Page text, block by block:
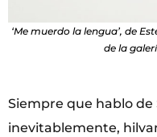
‘Me muerdo la lengua’, de
de la
Siempre que hablo
inevitablemente,